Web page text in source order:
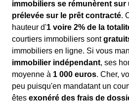
immobiliers se rémunèrent
prélevée sur le prêt contracté.
hauteur d'1 voire 2% de la
courtiers immobiliers sont
immobiliers en ligne. Si vous
immobilier indépendant, ses
moyenne à 1 000 euros. Cher,
peu puisqu'en mandatant un
êtes exonéré des frais de